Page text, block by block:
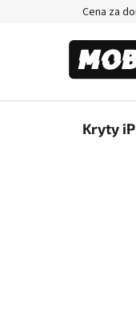
Cena za
Kryty